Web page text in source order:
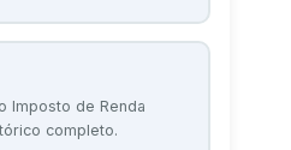
Imposto de Renda
completo.